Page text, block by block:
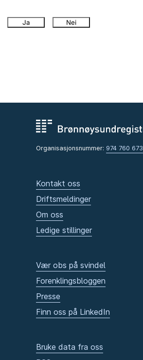
Ja Nei
Organisasjonsnummer: 974 760 673
Kontakt oss
Driftsmeldinger
Om oss
Ledige stillinger
Vær obs på svindel
Forenklingsbloggen
Presse
Finn oss på LinkedIn
Bruke data fra oss